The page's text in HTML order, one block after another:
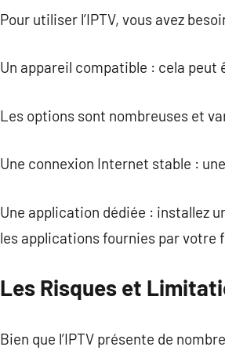
Pour utiliser l’IPTV, vous avez
Un appareil compatible : cela
Les options sont nombreuses et
Une connexion Internet stable :
Une application dédiée : installez
les applications fournies par votre
Les Risques et
Bien que l’IPTV présente de